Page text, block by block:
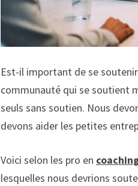
Est-il important de se
communauté qui se soutient
seuls sans soutien. Nous
devons aider les petites
Voici selon les pro en
lesquelles nous devrions